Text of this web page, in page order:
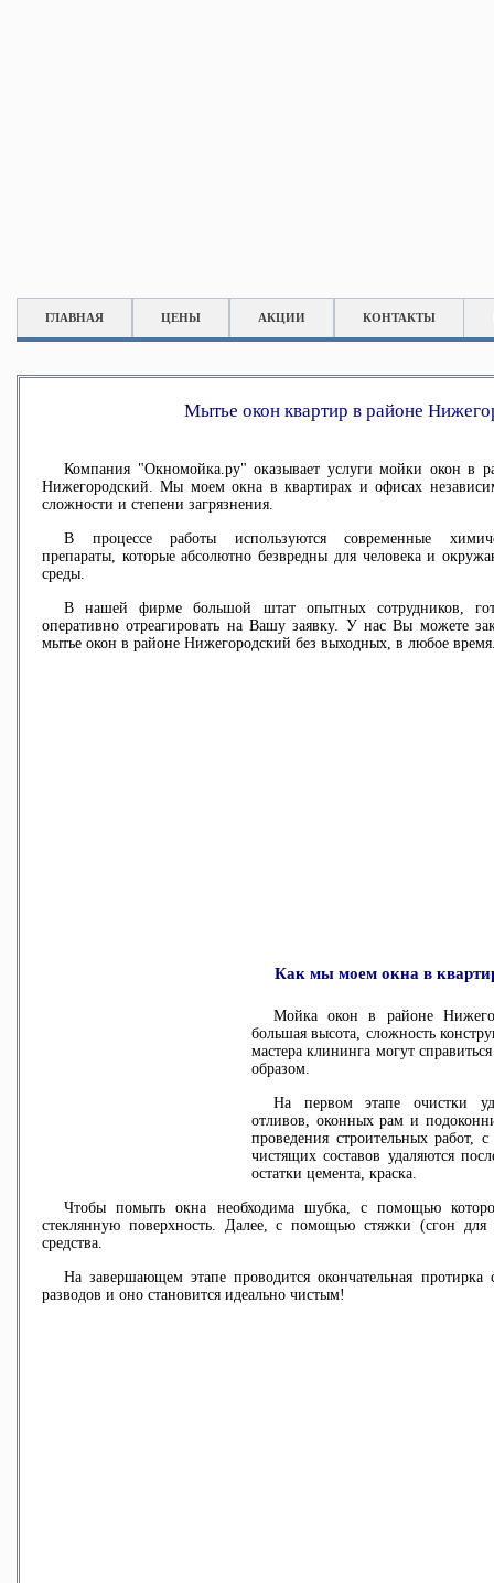
ГЛАВНАЯ ЦЕНЫ АКЦИИ КОНТАКТЫ
Мытье окон квартир в районе
Компания "Окномойка.ру" оказывает услугимойки окон в
Нижегородский. Мы моем окна в квартирах и офисах
сложности и степени загрязнения.
В процессе работы используются современные
препараты, которые абсолютно безвредны для человека и
среды.
В нашей фирме большой штат опытных сотрудников,
оперативно отреагировать на Вашу заявку. У нас Вы можете
мытье окон в районе Нижегородский без выходных, в любое
Как мы моем окна в
Мойка окон в районе
большая высота, сложность
мастера клининга могут
образом.
На первом этапе очистки
отливов, оконных рам и
проведения строительных работ,
чистящих составов удаляются
остатки цемента, краска.
Чтобыпомыть окна необходима шубка, с помощью
стеклянную поверхность. Далее, с помощью стяжки (сгон
средства.
На завершающем этапе проводится окончательная протирка
разводов и оно становится идеально чистым!